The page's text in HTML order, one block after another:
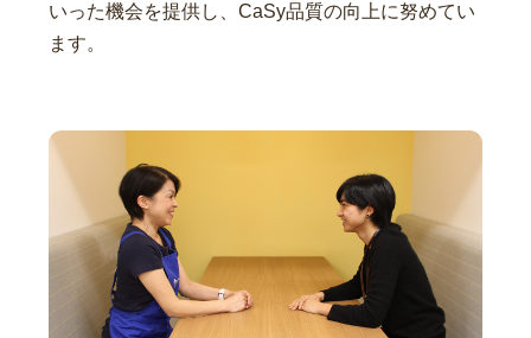
いった機会を提供し、CaSy品質の向上に努めてい
ます。